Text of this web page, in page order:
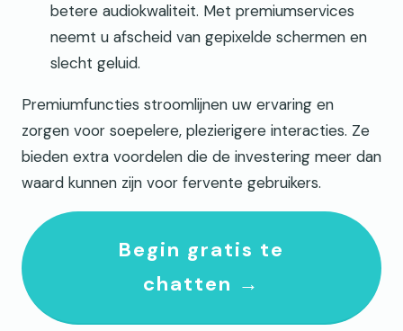
betere audiokwaliteit. Met premiumservices
neemt u afscheid van gepixelde schermen en
slecht geluid.
Premiumfuncties stroomlijnen uw ervaring en
zorgen voor soepelere, plezierigere interacties. Ze
bieden extra voordelen die de investering meer dan
waard kunnen zijn voor fervente gebruikers.
Begin gratis te
chatten →